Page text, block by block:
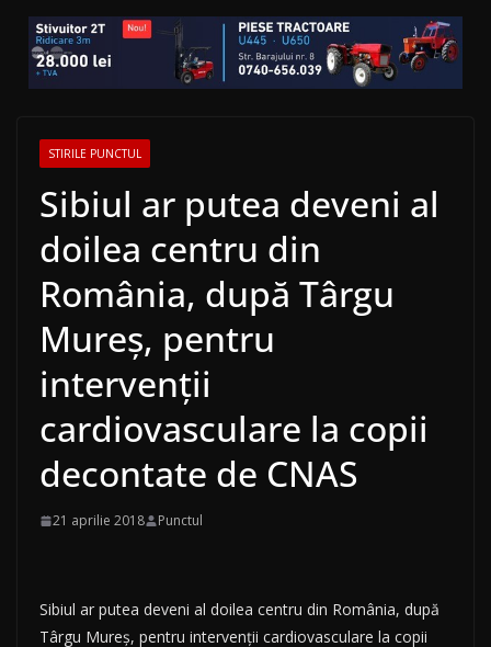
STIRILE PUNCTUL
Sibiul ar putea deveni al
doilea centru din
România, după Târgu
Mureş, pentru
intervenţii
cardiovasculare la copii
decontate de CNAS
21 aprilie 2018 Punctul
Sibiul ar putea deveni al doilea centru din România, după
Târgu Mureş, pentru intervenţii cardiovasculare la copii